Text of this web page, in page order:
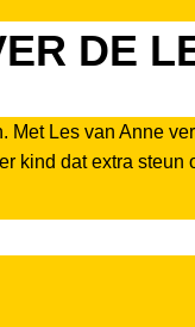
DE
Les van Anne
kind dat extra steun